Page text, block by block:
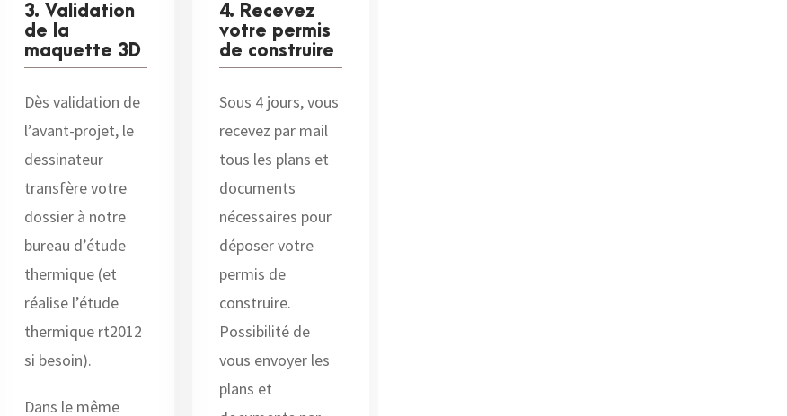
3. Validation
de la
maquette 3D
Dès validation de
l’avant-projet, le
dessinateur
transfère votre
dossier à notre
bureau d’étude
thermique (et
réalise l’étude
thermique rt2012
si besoin).
Dans le même
4. Recevez
votre permis
de construire
Sous 4 jours, vous
recevez par mail
tous les plans et
documents
nécessaires pour
déposer votre
permis de
construire.
Possibilité de
vous envoyer les
plans et